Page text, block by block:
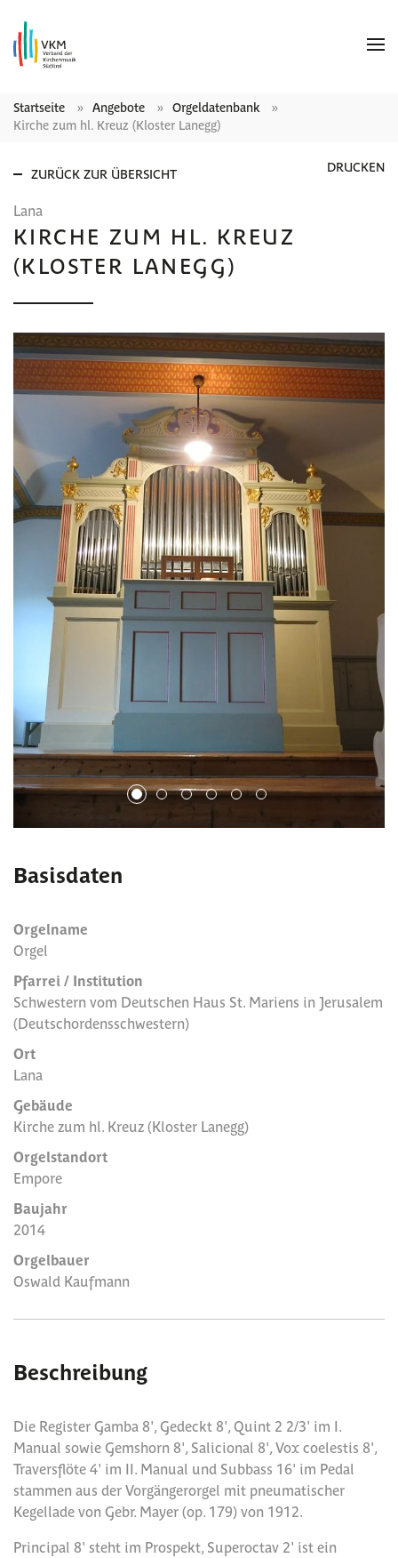
Startseite Angebote
Orgeldatenbank
Kirche zum hl. Kreuz (Kloster Lanegg)
ZURÜCK ZUR ÜBERSICHT DRUCKEN
Lana
KIRCHE ZUM HL. KREUZ
(KLOSTER LANEGG)
1 2 3 4 5 6
Basisdaten
Orgelname
Orgel
Pfarrei / Institution
Schwestern vom Deutschen Haus St. Mariens in Jerusalem
(Deutschordensschwestern)
Ort
Lana
Gebäude
Kirche zum hl. Kreuz (Kloster Lanegg)
Orgelstandort
Empore
Baujahr
2014
Orgelbauer
Oswald Kaufmann
Beschreibung
Die Register Gamba 8', Gedeckt 8', Quint 2 2/3' im I.
Manual sowie Gemshorn 8', Salicional 8', Vox coelestis 8',
Traversflöte 4' im II. Manual und Subbass 16' im Pedal
stammen aus der Vorgängerorgel mit pneumatischer
Kegellade von Gebr. Mayer (op. 179) von 1912.
Principal 8' steht im Prospekt, Superoctav 2' ist ein